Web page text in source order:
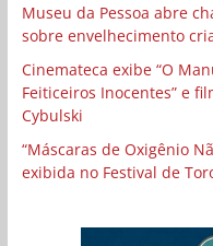
Museu da Pessoa abre
sobre envelhecimento
Cinemateca exibe “O
Feiticeiros Inocentes” e
Cybulski
“Máscaras de Oxigênio
exibida no Festival de